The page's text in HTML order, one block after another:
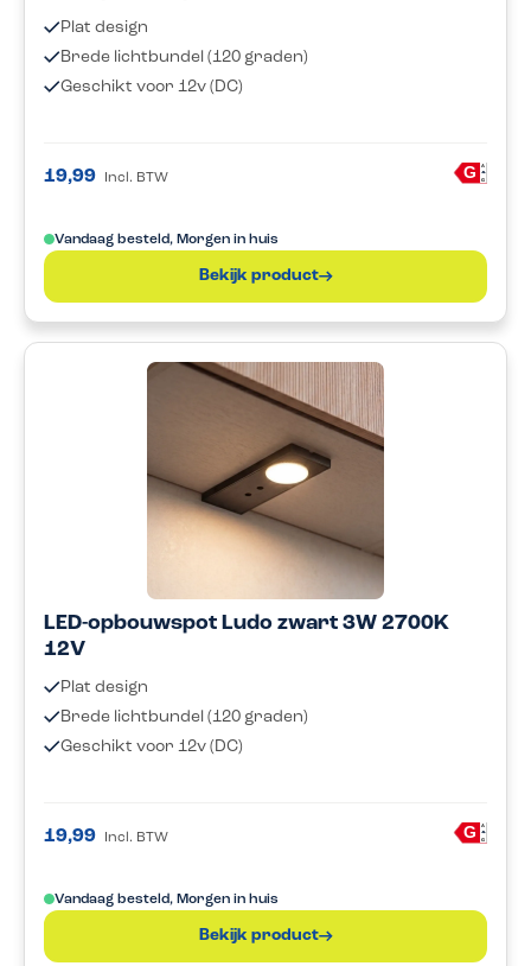
Plat design
Brede lichtbundel (120 graden)
Geschikt voor 12v (DC)
19,99 Incl. BTW G A
G
Vandaag besteld, Morgen in huis
Bekijk product
LED-opbouwspot Ludo zwart 3W 2700K
12V
Plat design
Brede lichtbundel (120 graden)
Geschikt voor 12v (DC)
19,99 Incl. BTW G A
G
Vandaag besteld, Morgen in huis
Bekijk product